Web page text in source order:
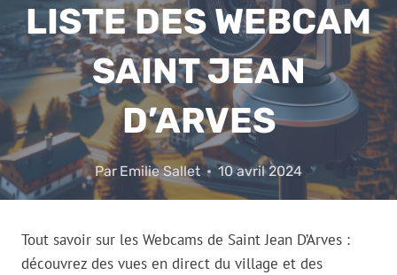
LISTE DES WEBCAM
SAINT JEAN
D’ARVES
Par Emilie Sallet 10 avril 2024
Tout savoir sur les Webcams de Saint Jean D’Arves :
découvrez des vues en direct du village et des